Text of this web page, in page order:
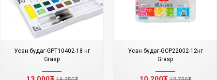
Усан будаг-GPT10402-18 өнгө
Grasp
Усан будаг-GCP22002-12өнгө
Grasp